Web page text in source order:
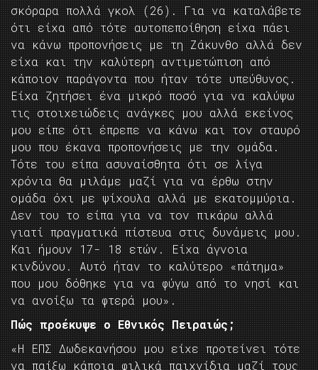
σκόραρα πολλά γκολ (26). Για να καταλάβετε
ότι είχα από τότε αυτοπεποίθηση είχα πάει
να κάνω προπονήσεις με τη Ζάκυνθο αλλά δεν
είχα και την καλύτερη αντιμετώπιση από
κάποιον παράγοντα που ήταν τότε υπεύθυνος.
Είχα ζητήσει ένα μικρό ποσό για να καλύψω
τις στοιχειώδεις ανάγκες μου αλλά εκείνος
μου είπε ότι έπρεπε να κάνω και τον σταυρό
μου που έκανα προπονήσεις με την ομάδα.
Τότε του είπα ασυναίσθητα ότι σε λίγα
χρόνια θα μιλάμε μαζί για να έρθω στην
ομάδα όχι με ψίχουλα αλλά με εκατομμύρια.
Δεν του το είπα για να τον πικάρω αλλά
γιατί πραγματικά πίστευα στις δυνάμεις μου.
Και ήμουν 17- 18 ετών. Είχα άγνοια
κινδύνου. Αυτό ήταν το καλύτερο «πάτημα»
που μου δόθηκε για να φύγω από το νησί και
να ανοίξω τα φτερά μου».
Πώς προέκυψε ο Εθνικός Πειραιώς;
«Η ΕΠΣ Δωδεκανήσου μου είχε προτείνει τότε
να παίξω κάποια φιλικά παιχνίδια μαζί τους